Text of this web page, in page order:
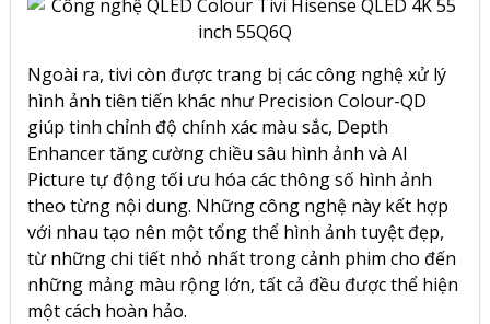
Ngoài ra, tivi còn được trang bị các công nghệ xử lý
hình ảnh tiên tiến khác như Precision Colour-QD
giúp tinh chỉnh độ chính xác màu sắc, Depth
Enhancer tăng cường chiều sâu hình ảnh và AI
Picture tự động tối ưu hóa các thông số hình ảnh
theo từng nội dung. Những công nghệ này kết hợp
với nhau tạo nên một tổng thể hình ảnh tuyệt đẹp,
từ những chi tiết nhỏ nhất trong cảnh phim cho đến
những mảng màu rộng lớn, tất cả đều được thể hiện
một cách hoàn hảo.